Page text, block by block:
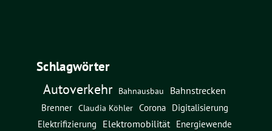
Schlagwörter
Autoverkehr Bahnausbau
Bahnstrecken
Brenner Claudia Köhler Corona
Digitalisierung
Elektrifizierung
Elektromobilität Energiewende